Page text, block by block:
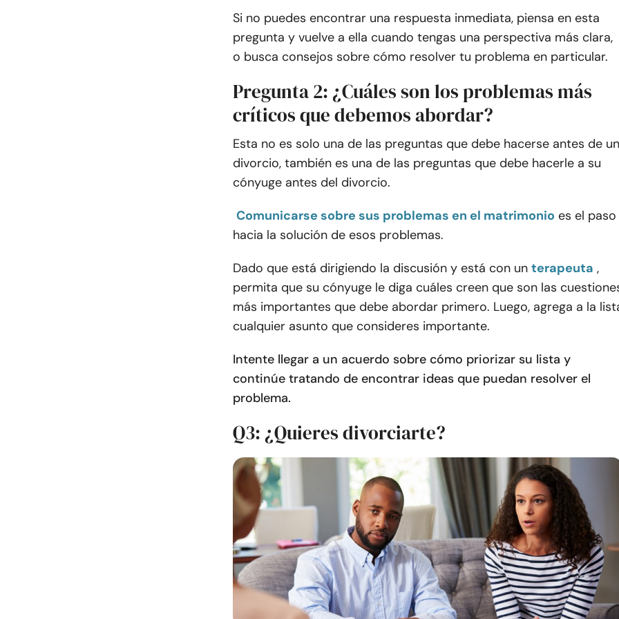
Si no puedes encontrar una respuesta inmediata, piensa en esta
pregunta y vuelve a ella cuando tengas una perspectiva más clara,
o busca consejos sobre cómo resolver tu problema en particular.
Pregunta 2: ¿Cuáles son los problemas más
críticos que debemos abordar?
Esta no es solo una de las preguntas que debe hacerse antes de un
divorcio, también es una de las preguntas que debe hacerle a su
cónyuge antes del divorcio.
Comunicarse sobre sus problemas en el matrimonio es el paso
hacia la solución de esos problemas.
Dado que está dirigiendo la discusión y está con un terapeuta ,
permita que su cónyuge le diga cuáles creen que son las
más importantes que debe abordar primero. Luego, agrega a la
cualquier asunto que consideres importante.
Intente llegar a un acuerdo sobre cómo priorizar su lista y
continúe tratando de encontrar ideas que puedan resolver el
problema.
Q3: ¿Quieres divorciarte?